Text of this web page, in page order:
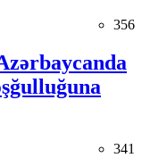
356
341